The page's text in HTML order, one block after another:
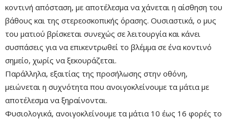
Mute
κοντινή απόσταση, με αποτέλεσμα να χάνεται η αίσθηση του
βάθους και της στερεοσκοπικής όρασης. Ουσιαστικά, ο μυς
του ματιού βρίσκεται συνεχώς σε λειτουργία και κάνει
συσπάσεις για να επικεντρωθεί το βλέμμα σε ένα κοντινό
σημείο, χωρίς να ξεκουράζεται.
Παράλληλα, εξαιτίας της προσήλωσης στην οθόνη,
μειώνεται η συχνότητα που ανοιγοκλείνουμε τα μάτια με
αποτέλεσμα να ξηραίνονται.
Φυσιολογικά, ανοιγοκλείνουμε τα μάτια 10 έως 16 φορές το